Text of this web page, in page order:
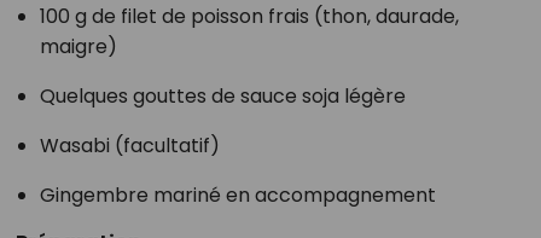
100 g de filet de poisson frais (thon, daurade,
maigre)
Quelques gouttes de sauce soja légère
Wasabi (facultatif)
Gingembre mariné en accompagnement